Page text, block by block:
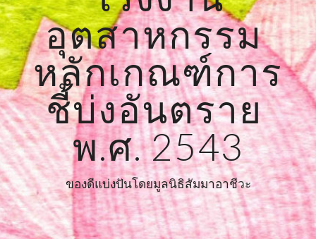
อุตสาหกรรม
หลักเกณฑ์การ
ชี้บ่งอันตราย
พ.ศ. 2543
ของดีแบ่งปันโดยมูลนิธิสัมมาอาชีวะ